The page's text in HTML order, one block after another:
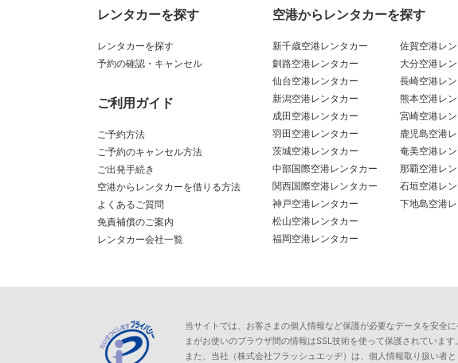
レンタカーを探す
レンタカーを探す
予約の確認・キャンセル
ご利用ガイド
ご予約方法
ご予約のキャンセル方法
ご出発手続き
空港からレンタカーを借りる方法
よくあるご質問
免責補償のご案内
レンタカー会社一覧
空港からレンタカーを探す
新千歳空港レンタカー
釧路空港レンタカー
仙台空港レンタカー
新潟空港レンタカー
成田空港レンタカー
羽田空港レンタカー
茨城空港レンタカー
中部国際空港レンタカー
関西国際空港レンタカー
神戸空港レンタカー
松山空港レンタカー
福岡空港レンタカー
佐賀空港レ
大分空港レ
長崎空港レ
熊本空港レ
宮崎空港レ
鹿児島空港
奄美空港レ
那覇空港レ
石垣空港レ
下地島空港
当サイトでは、お客さまの個人情報など保護が必要なデータを安全
まがお使いのブラウザ間の情報はSSL技術を使って保護されていま
また、当社（株式会社フラッシュエッヂ）は、個人情報取り扱い者